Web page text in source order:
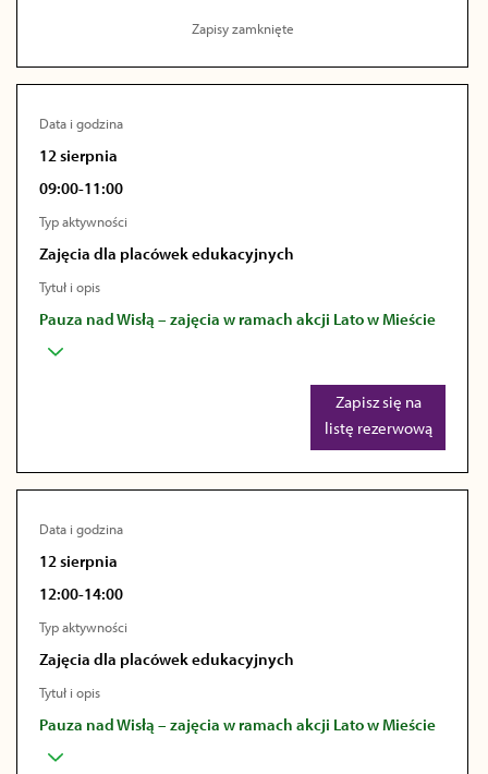
Zapisy zamknięte
Data i godzina
12 sierpnia
09:00-11:00
Typ aktywności
Zajęcia dla placówek edukacyjnych
Tytuł i opis
Pauza nad Wisłą – zajęcia w ramach akcji Lato w Mieście
Zapisz się na
listę rezerwową
Data i godzina
12 sierpnia
12:00-14:00
Typ aktywności
Zajęcia dla placówek edukacyjnych
Tytuł i opis
Pauza nad Wisłą – zajęcia w ramach akcji Lato w Mieście